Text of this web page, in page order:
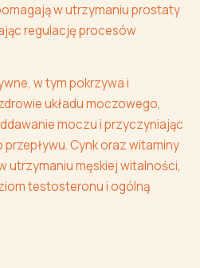
w utrzymaniu prostaty
regulację procesów
w tym pokrzywa i
układu moczowego,
moczu i przyczyniając
Cynk oraz witaminy
utrzymaniu męskiej witalności,
testosteronu i ogólną